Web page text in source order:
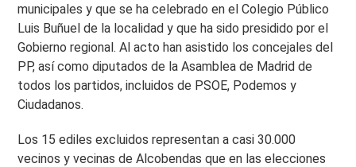
municipales y que se ha celebrado en el Colegio Público
Luis Buñuel de la localidad y que ha sido presidido por el
Gobierno regional. Al acto han asistido los concejales del
PP, así como diputados de la Asamblea de Madrid de
todos los partidos, incluidos de PSOE, Podemos y
Ciudadanos.
Los 15 ediles excluidos representan a casi 30.000
vecinos y vecinas de Alcobendas que en las elecciones